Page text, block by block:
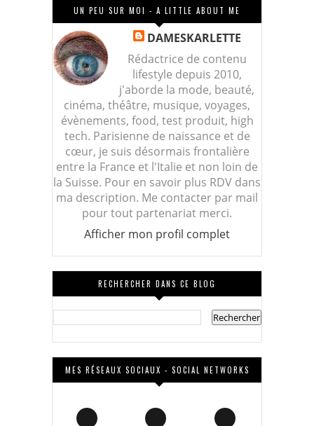
UN PEU SUR MOI - A LITTLE ABOUT ME
DAMESKARLETTE
Rédactrice de contenu
lifestyle depuis 2010,
j'aborde la mode, beauté,
cinéma, théâtre, musique, voyages,
évènements, food, test produit, high
tech. Parisienne de naissance et de
cœur, je suis désormais frontalière
entre la France et l'Italie et non loin de
la Suisse. Pour en savoir plus RDV dans
ma description. Me contacter par mail
pour tout partenariat merci.
Afficher mon profil complet
RECHERCHER DANS CE BLOG
MES RÉSEAUX SOCIAUX - SOCIAL NETWORKS